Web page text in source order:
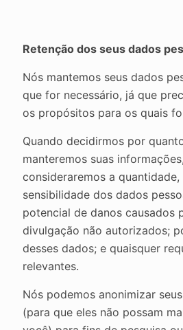
Retenção dos seus dados
Nós mantemos seus dados
que for necessário, já que
os propósitos para os quais
Quando decidirmos por
manteremos suas
consideraremos a quantidade,
sensibilidade dos dados
potencial de danos causados
divulgação não autorizados;
desses dados; e quaisquer
relevantes.
Nós podemos anonimizar
(para que eles não possam